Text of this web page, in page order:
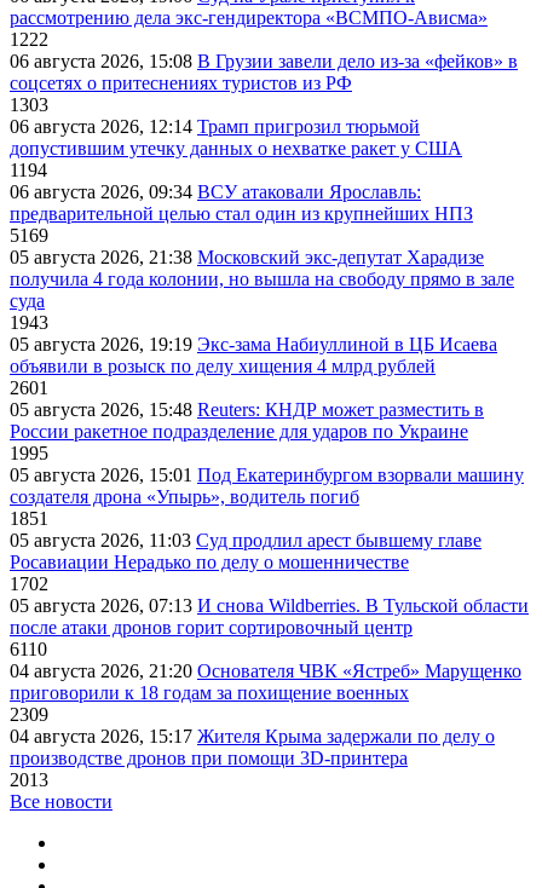
рассмотрению дела экс-гендиректора «ВСМПО-Ависма»
1222
06 августа 2026, 15:08 В Грузии завели дело из-за «фейков» в
соцсетях о притеснениях туристов из РФ
1303
06 августа 2026, 12:14 Трамп пригрозил тюрьмой
допустившим утечку данных о нехватке ракет у США
1194
06 августа 2026, 09:34 ВСУ атаковали Ярославль:
предварительной целью стал один из крупнейших НПЗ
5169
05 августа 2026, 21:38 Московский экс-депутат Харадизе
получила 4 года колонии, но вышла на свободу прямо в зале
суда
1943
05 августа 2026, 19:19 Экс-зама Набиуллиной в ЦБ Исаева
объявили в розыск по делу хищения 4 млрд рублей
2601
05 августа 2026, 15:48 Reuters: КНДР может разместить в
России ракетное подразделение для ударов по Украине
1995
05 августа 2026, 15:01 Под Екатеринбургом взорвали машину
создателя дрона «Упырь», водитель погиб
1851
05 августа 2026, 11:03 Суд продлил арест бывшему главе
Росавиации Нерадько по делу о мошенничестве
1702
05 августа 2026, 07:13 И снова Wildberries. В Тульской области
после атаки дронов горит сортировочный центр
6110
04 августа 2026, 21:20 Основателя ЧВК «Ястреб» Марущенко
приговорили к 18 годам за похищение военных
2309
04 августа 2026, 15:17 Жителя Крыма задержали по делу о
производстве дронов при помощи 3D‑принтера
2013
Все новости